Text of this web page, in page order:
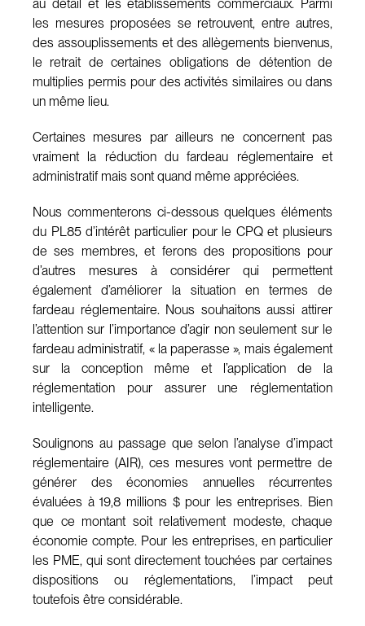
au détail et les établissements commerciaux. Parmi
les mesures proposées se retrouvent, entre autres,
des assouplissements et des allègements bienvenus,
le retrait de certaines obligations de détention de
multiplies permis pour des activités similaires ou dans
un même lieu.
Certaines mesures par ailleurs ne concernent pas
vraiment la réduction du fardeau réglementaire et
administratif mais sont quand même appréciées.
Nous commenterons ci-dessous quelques éléments
du PL85 d’intérêt particulier pour le CPQ et plusieurs
de ses membres, et ferons des propositions pour
d’autres mesures à considérer qui permettent
également d’améliorer la situation en termes de
fardeau réglementaire. Nous souhaitons aussi attirer
l’attention sur l’importance d’agir non seulement sur le
fardeau administratif, « la paperasse », mais également
sur la conception même et l’application de la
réglementation pour assurer une réglementation
intelligente.
Soulignons au passage que selon l’analyse d’impact
réglementaire (AIR), ces mesures vont permettre de
générer des économies annuelles récurrentes
évaluées à 19,8 millions $ pour les entreprises. Bien
que ce montant soit relativement modeste, chaque
économie compte. Pour les entreprises, en particulier
les PME, qui sont directement touchées par certaines
dispositions ou réglementations, l’impact peut
toutefois être considérable.